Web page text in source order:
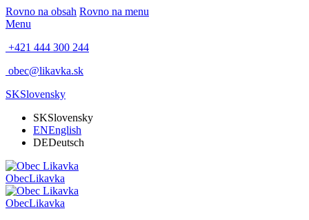
Rovno na obsah Rovno na menu
Menu
+421 444 300 244
obec@likavka.sk
SKSlovensky
SKSlovensky
ENEnglish
DEDeutsch
ObecLikavka
ObecLikavka